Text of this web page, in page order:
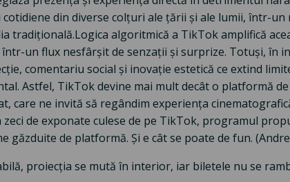
din diverse colțuri ale țării și ale lumii, într-un
tradițională.Logica algoritmică a TikTok amplifică
un flux nesfârșit de senzații și surprize. Totuși, în
comentariu social și inovație estetică ce extind
Astfel, TikTok devine mai mult decât o platformă
care ne invită să regândim experiența
de exponate culese de pe TikTok, programul
găzduite de platformă. Și e cât se poate de fun.
proiecția se mută în interior, iar biletele nu se